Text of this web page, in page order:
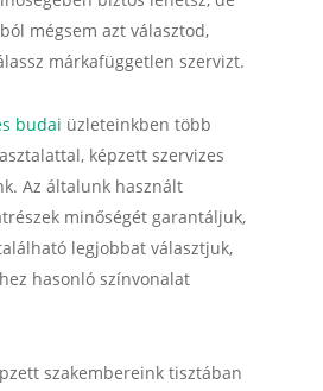
mégsem azt választod,
márkafüggetlen szervizt.
budai üzleteinkben több
képzett szervizes
Az általunk használt
minőségét garantáljuk,
legjobbat választjuk,
hasonló színvonalat
szakembereink tisztában